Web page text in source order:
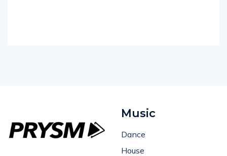
Music
Dance
House